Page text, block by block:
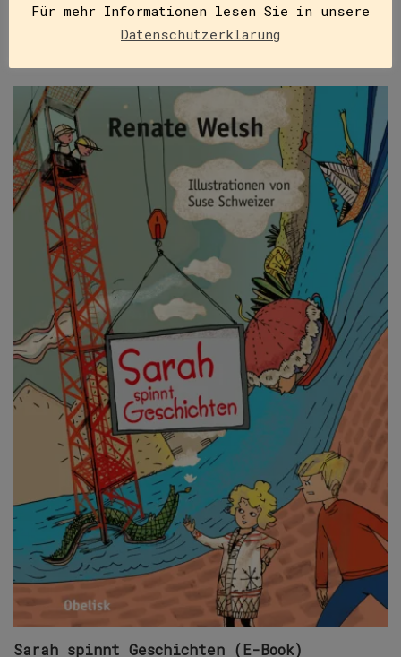
IN DEN WARENKORB
Sarah spinnt Geschichten (E-Book)
Für mehr Informationen lesen Sie in unsere
Datenschutzerklärung